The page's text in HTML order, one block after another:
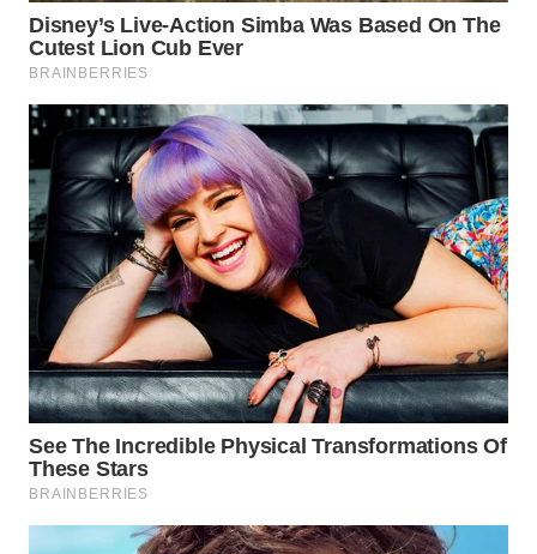
WN
SUKABUMI
WN
PURWAKARTA
WN
PRIANGAN
TIMUR
SEMARANG
WN
SOLO
BOROBUDUR